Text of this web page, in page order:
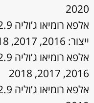
2020
ייצור: 2016, 2017, 2018
2016, 2017, 2018